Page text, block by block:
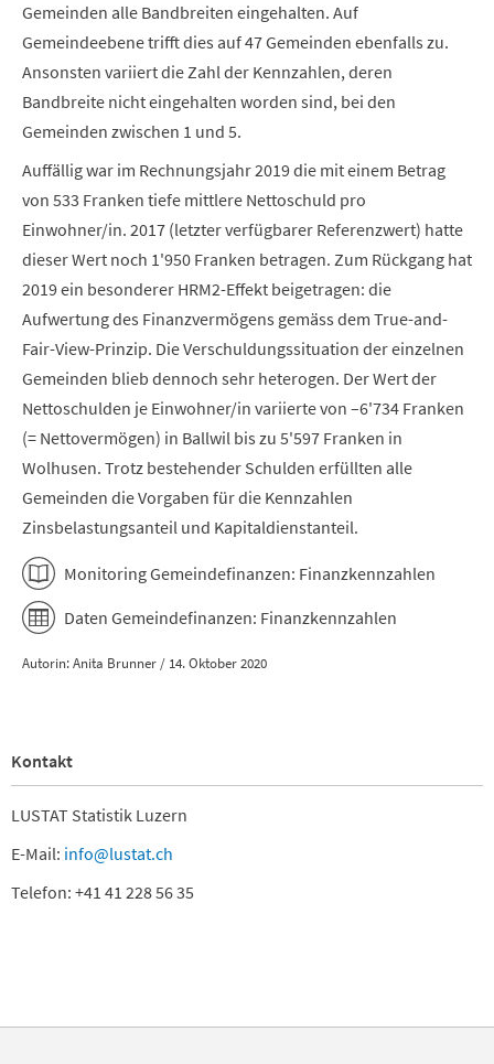
Gemeinden alle Bandbreiten eingehalten. Auf
Gemeindeebene trifft dies auf 47 Gemeinden ebenfalls zu.
Ansonsten variiert die Zahl der Kennzahlen, deren
Bandbreite nicht eingehalten worden sind, bei den
Gemeinden zwischen 1 und 5.
Auffällig war im Rechnungsjahr 2019 die mit einem Betrag
von 533 Franken tiefe mittlere Nettoschuld pro
Einwohner/in. 2017 (letzter verfügbarer Referenzwert) hatte
dieser Wert noch 1'950 Franken betragen. Zum Rückgang hat
2019 ein besonderer HRM2-Effekt beigetragen: die
Aufwertung des Finanzvermögens gemäss dem True-and-
Fair-View-Prinzip. Die Verschuldungssituation der einzelnen
Gemeinden blieb dennoch sehr heterogen. Der Wert der
Nettoschulden je Einwohner/in variierte von –6'734 Franken
(= Nettovermögen) in Ballwil bis zu 5'597 Franken in
Wolhusen. Trotz bestehender Schulden erfüllten alle
Gemeinden die Vorgaben für die Kennzahlen
Zinsbelastungsanteil und Kapitaldienstanteil.
Monitoring Gemeindefinanzen: Finanzkennzahlen
Daten Gemeindefinanzen: Finanzkennzahlen
Autorin: Anita Brunner / 14. Oktober 2020
Kontakt
LUSTAT Statistik Luzern
E-Mail: info@lustat.ch
Telefon: +41 41 228 56 35